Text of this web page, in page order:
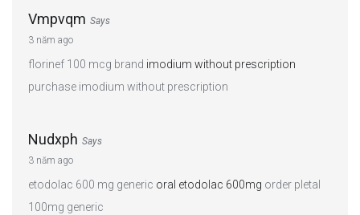
Vmpvqm Says
3 năm ago
florinef 100 mcg brand imodium without prescription
purchase imodium without prescription
Nudxph Says
3 năm ago
etodolac 600 mg generic oral etodolac 600mg order pletal
100mg generic